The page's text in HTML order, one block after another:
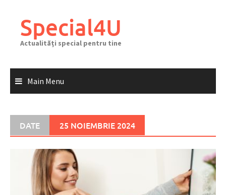
contentSpecial4U
Actualități special pentru tine
Main Menu
DATE 25 NOIEMBRIE 2024